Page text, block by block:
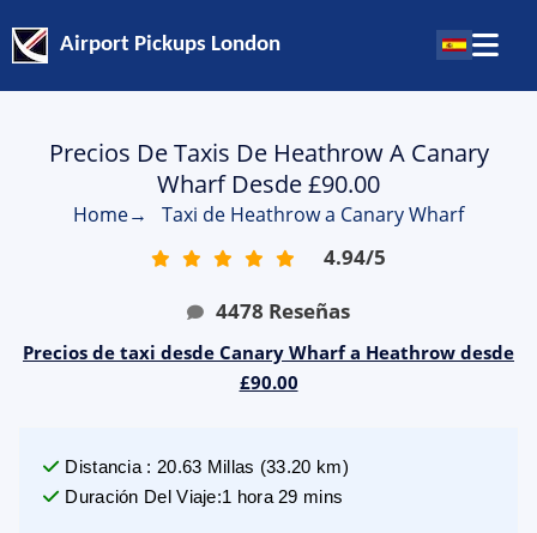
Airport Pickups London
Precios De Taxis De Heathrow A Canary
Wharf Desde £90.00
Home→ Taxi de Heathrow a Canary Wharf
4.94/5
4478 Reseñas
Precios de taxi desde Canary Wharf a Heathrow desde
£90.00
Distancia : 20.63 Millas (33.20 km)
Duración Del Viaje:1 hora 29 mins